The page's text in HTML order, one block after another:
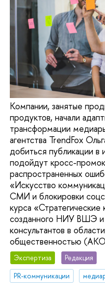
Компании, занятые
продуктов, начали
трансформации
агентства TrendFox
добиться публикации в
подойдут кросс-
распространенных
«Искусство
СМИ и блокировки
курса
созданного НИУ ВШЭ и
консультантов в
общественностью
Экспертиза
Редакция
PR-коммуникации